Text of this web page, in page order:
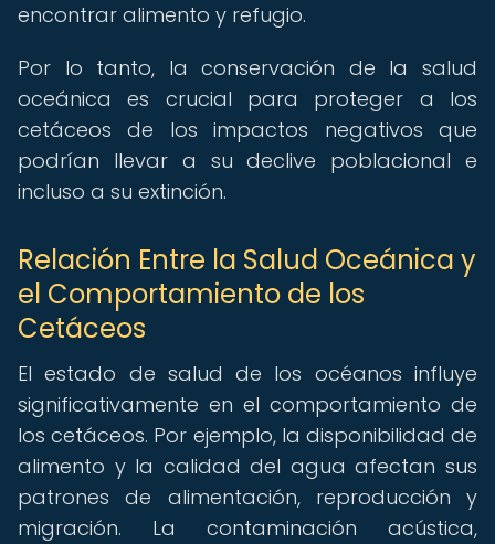
encontrar alimento y refugio.
Por lo tanto, la conservación de la salud
oceánica es crucial para proteger a los
cetáceos de los impactos negativos que
podrían llevar a su declive poblacional e
incluso a su extinción.
Relación Entre la Salud Oceánica y
el Comportamiento de los
Cetáceos
El estado de salud de los océanos influye
significativamente en el comportamiento de
los cetáceos. Por ejemplo, la disponibilidad de
alimento y la calidad del agua afectan sus
patrones de alimentación, reproducción y
migración. La contaminación acústica,